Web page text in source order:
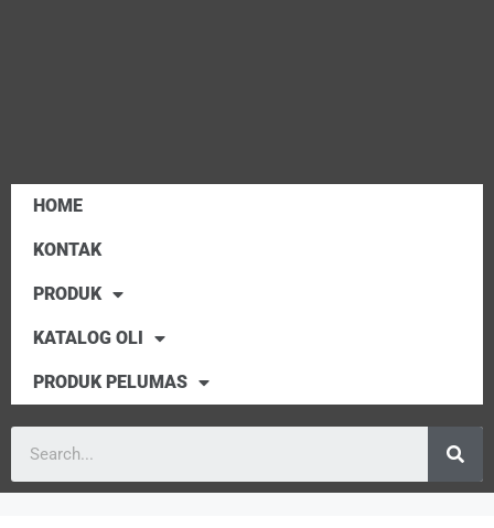
HOME
KONTAK
PRODUK
KATALOG OLI
PRODUK PELUMAS